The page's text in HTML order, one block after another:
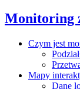
Monitoring
Czym jest
Mapy
Dane